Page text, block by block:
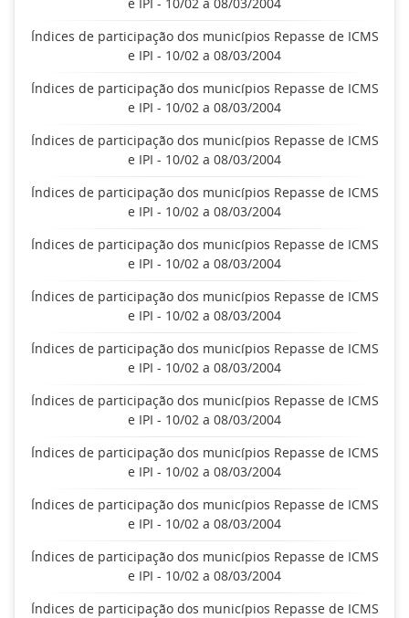
Índices de participação dos municípios Repasse de ICMS
e IPI - 10/02 a 08/03/2004
Índices de participação dos municípios Repasse de ICMS
e IPI - 10/02 a 08/03/2004
Índices de participação dos municípios Repasse de ICMS
e IPI - 10/02 a 08/03/2004
Índices de participação dos municípios Repasse de ICMS
e IPI - 10/02 a 08/03/2004
Índices de participação dos municípios Repasse de ICMS
e IPI - 10/02 a 08/03/2004
Índices de participação dos municípios Repasse de ICMS
e IPI - 10/02 a 08/03/2004
Índices de participação dos municípios Repasse de ICMS
e IPI - 10/02 a 08/03/2004
Índices de participação dos municípios Repasse de ICMS
e IPI - 10/02 a 08/03/2004
Índices de participação dos municípios Repasse de ICMS
e IPI - 10/02 a 08/03/2004
Índices de participação dos municípios Repasse de ICMS
e IPI - 10/02 a 08/03/2004
Índices de participação dos municípios Repasse de ICMS
e IPI - 10/02 a 08/03/2004
Índices de participação dos municípios Repasse de ICMS